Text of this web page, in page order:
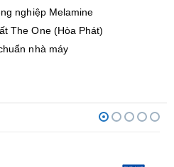
nghiệp Melamine
The One (Hòa Phát)
nhà máy